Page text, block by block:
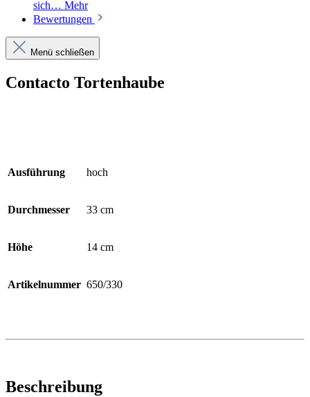
sich… Mehr
Bewertungen
Menü schließen
Contacto Tortenhaube
Ausführung hoch
Durchmesser 33 cm
Höhe 14 cm
Artikelnummer 650/330
Beschreibung